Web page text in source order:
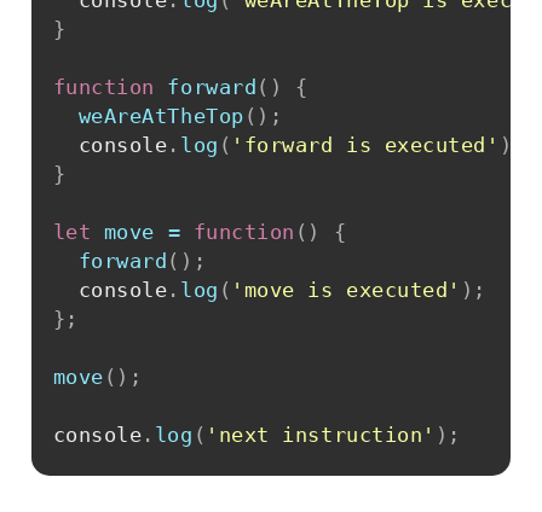
}
function forward ( )
{
weAreAtTheTop ( ) ;
  console
. log ( 'forward is executed' )
}
let move = function ( )
{
forward ( ) ;
  console
. log ( 'move is executed' ) ;
} ;
move ( ) ;
console . log ( 'next instruction' ) ;